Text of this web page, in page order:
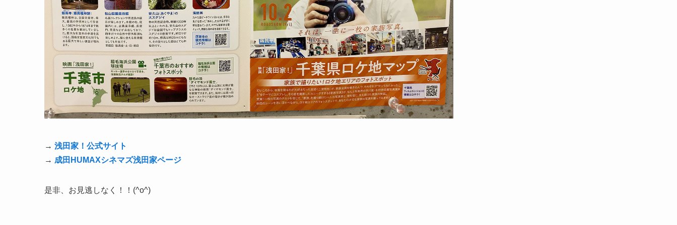
→ 浅田家！公式サイト
→ 成田HUMAXシネマズ浅田家ページ
是非、お見逃しなく！！(^o^)